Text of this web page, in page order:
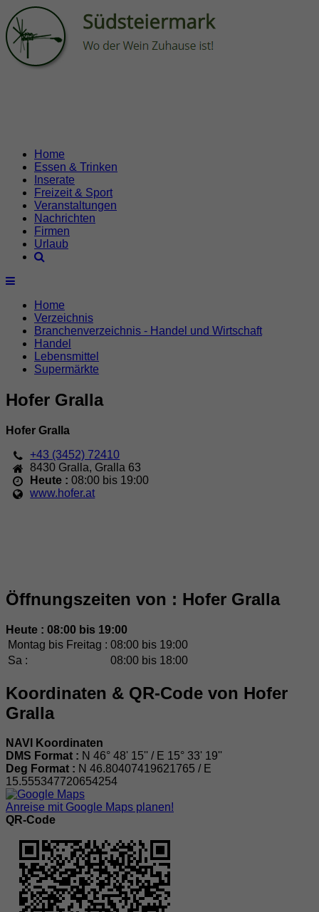
Home
Essen & Trinken
Inserate
Freizeit & Sport
Veranstaltungen
Nachrichten
Firmen
Urlaub
Home
Verzeichnis
Branchenverzeichnis - Handel und Wirtschaft
Handel
Lebensmittel
Supermärkte
Hofer Gralla
Hofer Gralla
+43 (3452) 72410
8430 Gralla, Gralla 63
Heute :08:00 bis 19:00
www.hofer.at
Öffnungszeiten von : Hofer Gralla
Heute : 08:00 bis 19:00
Montag bis Freitag : 08:00 bis 19:00
Sa :
08:00 bis 18:00
Koordinaten & QR-Code von Hofer
Gralla
NAVI Koordinaten
DMS Format : N 46° 48' 15'' / E 15° 33' 19''
Deg Format : N 46.80407419621765 / E
15.555347720654254
Anreise mit Google Maps planen!
QR-Code